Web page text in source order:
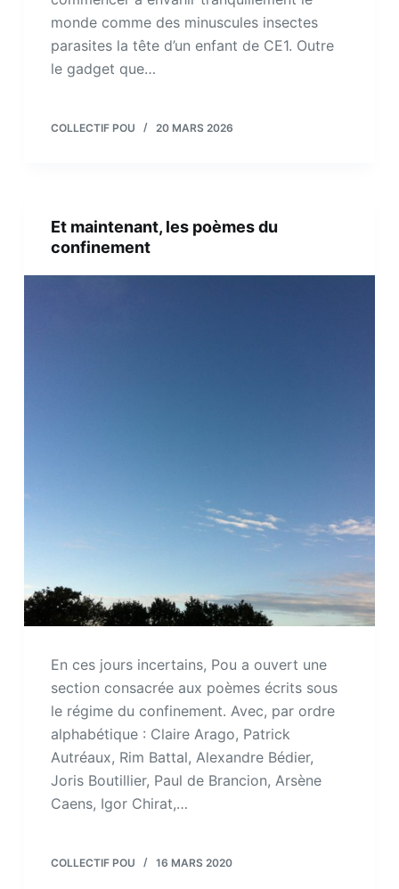
monde comme des minuscules insectes
parasites la tête d’un enfant de CE1. Outre
le gadget que…
COLLECTIF POU 20 MARS 2026
Et maintenant, les poèmes du
confinement
En ces jours incertains, Pou a ouvert une
section consacrée aux poèmes écrits sous
le régime du confinement. Avec, par ordre
alphabétique : Claire Arago, Patrick
Autréaux, Rim Battal, Alexandre Bédier,
Joris Boutillier, Paul de Brancion, Arsène
Caens, Igor Chirat,…
COLLECTIF POU 16 MARS 2020